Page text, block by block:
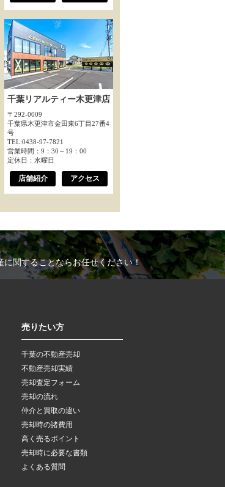
千葉リアルティー木更津店
〒292-0009
千葉県木更津市金田東6丁目27番4
号
TEL:0438-97-7821
営業時間：9：30～19：00
定休日：水曜日
店舗紹介 アクセス
関することならお任せください！
売りたい方
千葉の不動産売却
不動産売却実績
売却査定フォーム
売却の流れ
仲介と買取の違い
売却時の諸費用
高く売るポイント
売却時に必要な書類
よくある質問